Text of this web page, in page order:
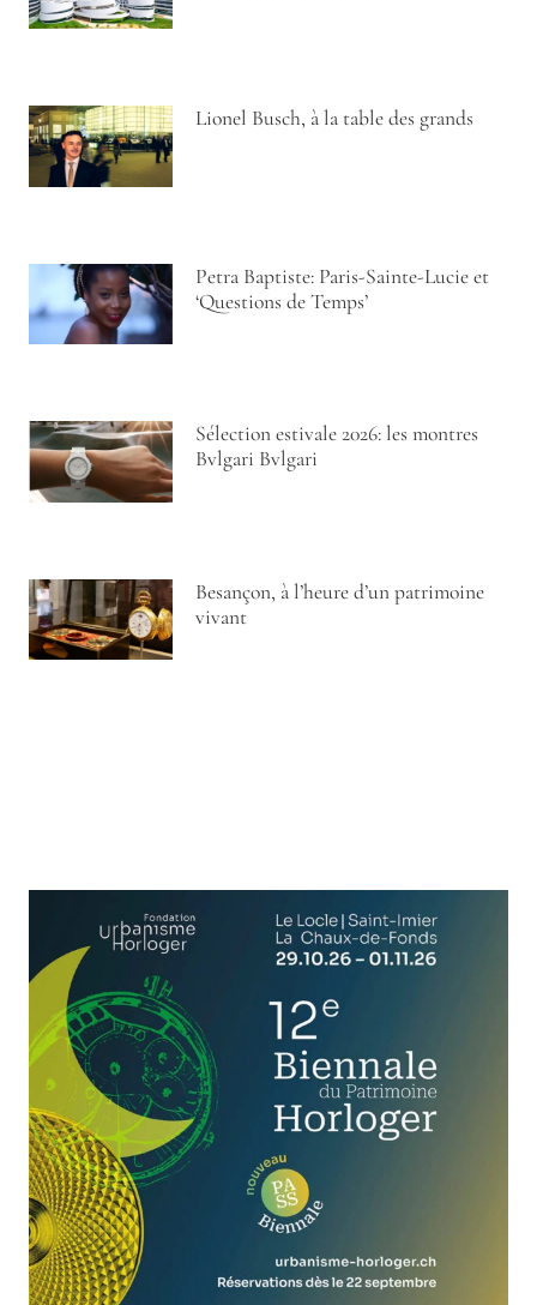
Lionel Busch, à la table des grands
Petra Baptiste: Paris-Sainte-Lucie et
‘Questions de Temps’
Sélection estivale 2026: les montres
Bvlgari Bvlgari
Besançon, à l’heure d’un patrimoine
vivant